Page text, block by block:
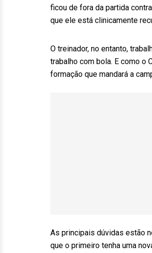
ficou de fora da partida
que ele está clinicamente
O treinador, no entanto,
trabalho com bola. E como o
formação que mandará a
As principais dúvidas estão
que o primeiro tenha uma